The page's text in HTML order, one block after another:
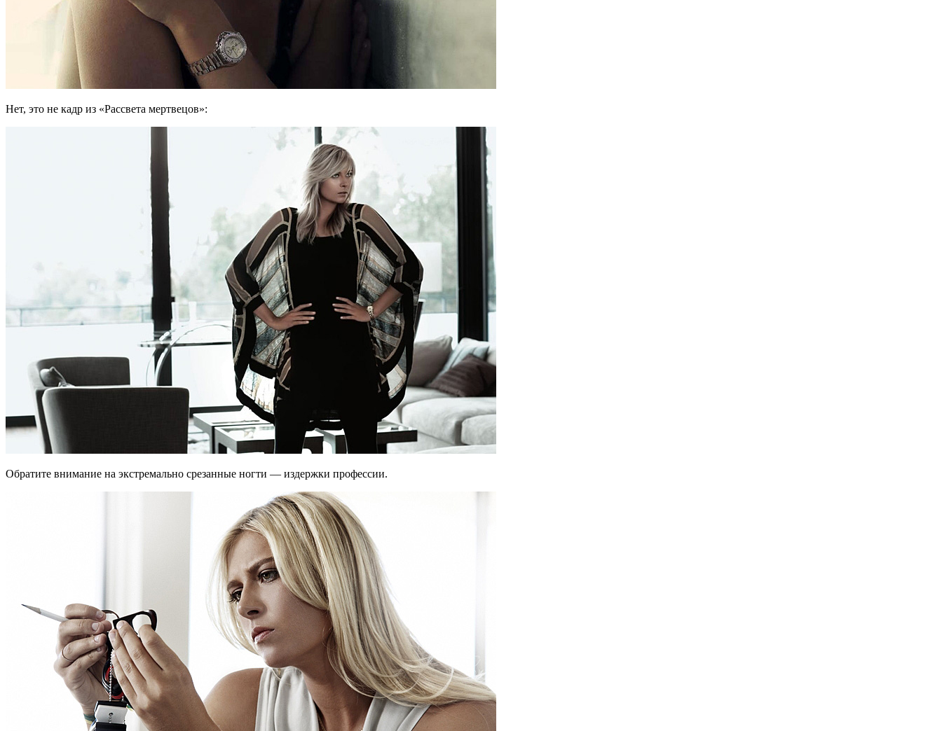
Нет, это не кадр из «Рассвета мертвецов»:
Обратите внимание на экстремально срезанные ногти — издержки профессии.